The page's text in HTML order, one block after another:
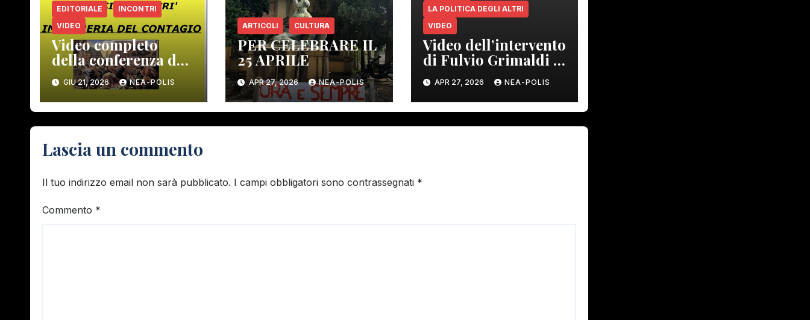
EDITORIALE
INCONTRI
VIDEO
Video completo
della conferenza del
Prof. Macrì del 12
giugno scorso
GIU 21, 2026 NEA-POLIS
ARTICOLI CULTURA
PER CELEBRARE IL
25 APRILE
APR 27, 2026 NEA-POLIS
LA POLITICA DEGLI ALTRI
VIDEO
Video dell’intervento
di Fulvio Grimaldi a
Gambassi Terme
APR 27, 2026 NEA-POLIS
Lascia un commento
Il tuo indirizzo email non sarà pubblicato. I campi obbligatori sono contrassegnati *
Commento *